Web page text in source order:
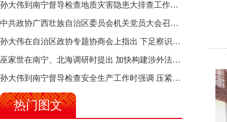
孙大伟到南宁督导检查地质灾害隐患大排查工作时强调 筑牢地质灾害安全防线 全力保障人民群众生命财产安全
中共政协广西壮族自治区委员会机关党员大会召开 选举产生新一届机关党委、机关纪委
孙大伟在自治区政协专题协商会上指出 下足察识谋督之功 恪尽服务大局之责 助推有色金属、关键金属产业高质量发展
巫家世在南宁、北海调研时提出 加快构建涉外法律供给集群 护航向海经济高质量发展
孙大伟到南宁督导检查安全生产工作时强调 压紧压实责任 狠抓隐患整治 坚决筑牢安全生产防线
热门图文